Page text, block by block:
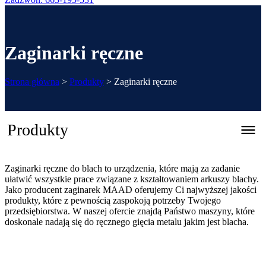
Zaginarki ręczne
Strona główna > Produkty > Zaginarki ręczne
Produkty
Zaginarka automatyczna CNC – REGFOLD 3215
Katalog 2026
Zaginarki ręczne
Zaginarki ręczne do blach to urządzenia, które mają za zadanie
ułatwić wszystkie prace związane z kształtowaniem arkuszy blachy.
Jako producent zaginarek MAAD oferujemy Ci najwyższej jakości
produkty, które z pewnością zaspokoją potrzeby Twojego
przedsiębiorstwa. W naszej ofercie znajdą Państwo maszyny, które
doskonale nadają się do ręcznego gięcia metalu jakim jest blacha.